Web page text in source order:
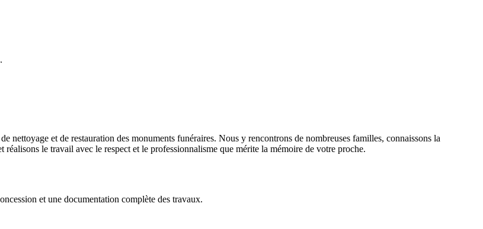
nettoyage et de restauration des monuments funéraires. Nous y rencontrons de nombreuses familles, connaissons la
le travail avec le respect et le professionnalisme que mérite la mémoire de votre proche.
et une documentation complète des travaux.